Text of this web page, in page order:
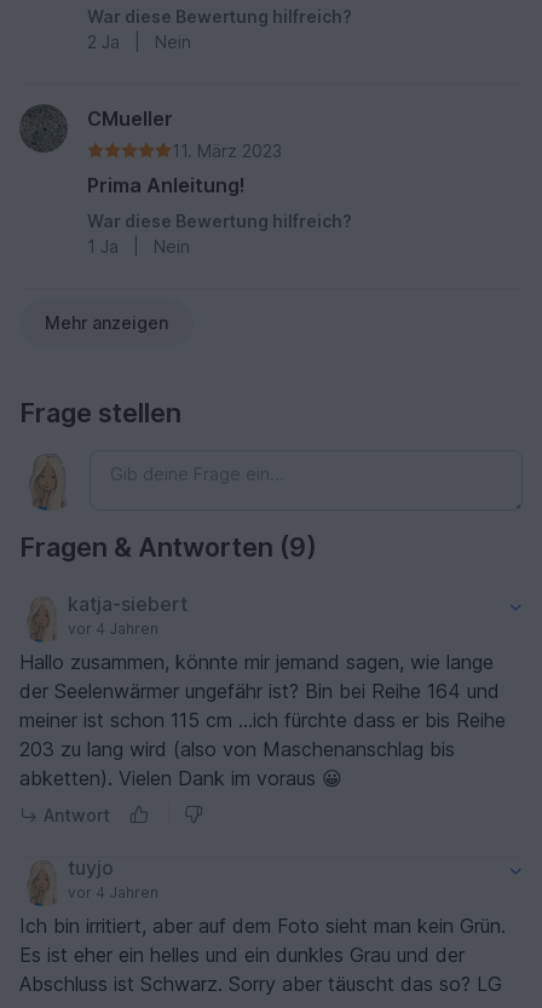
welche Nadelstärke notwendig ist, nicht das es
zu locker oder fest wird
War diese Bewertung hilfreich?
2 Ja Nein
CMueller
11. März 2023
Prima Anleitung!
War diese Bewertung hilfreich?
1 Ja Nein
Mehr anzeigen
Frage stellen
Fragen & Antworten (9)
katja-siebert
vor 4 Jahren
Hallo zusammen, könnte mir jemand sagen, wie lange
der Seelenwärmer ungefähr ist? Bin bei Reihe 164 und
meiner ist schon 115 cm ...ich fürchte dass er bis Reihe
203 zu lang wird (also von Maschenanschlag bis
abketten). Vielen Dank im voraus 😀
Antwort
tuyjo
vor 4 Jahren
Ich bin irritiert, aber auf dem Foto sieht man kein Grün.
Es ist eher ein helles und ein dunkles Grau und der
Abschluss ist Schwarz. Sorry aber täuscht das so? LG